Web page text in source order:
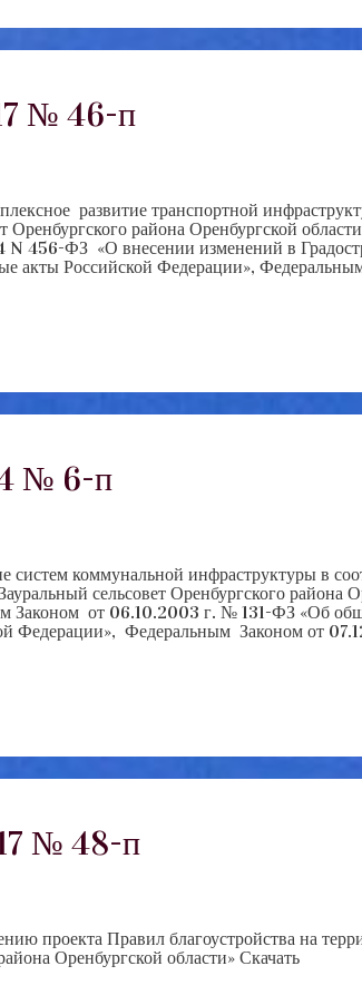
№ 46-п
развитие транспортной
Оренбургского района Оренбургской
N 456-ФЗ «О внесении изменений в
акты Российской Федерации»,
№ 6-п
коммунальной инфраструктуры в
сельсовет Оренбургского района
Законом от 06.10.2003 г. № 131-ФЗ «Об
Федерации», Федеральным Законом от
№ 48-п
проекта Правил благоустройства на
района Оренбургской